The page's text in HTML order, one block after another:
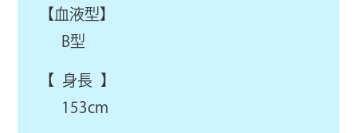
【血液型】
B型
【 身長 】
153cm